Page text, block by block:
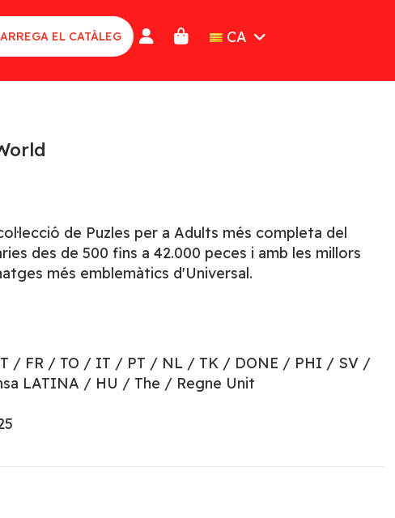
EL CATÀLEG CA
de Puzles per a Adults més completa del
des de 500 fins a 42.000 peces i amb les millors
més emblemàtics d'Universal.
/ FR / TO / IT / PT / NL / TK / DONE / PHI / SV /
LATINA / HU / The / Regne Unit